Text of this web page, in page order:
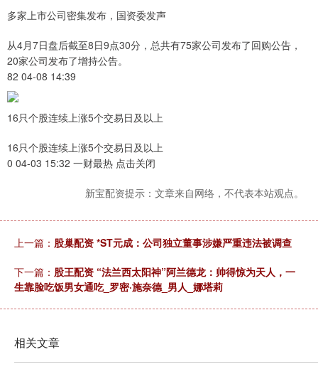
多家上市公司密集发布，国资委发声
从4月7日盘后截至8日9点30分，总共有75家公司发布了回购公告，
20家公司发布了增持公告。
82 04-08 14:39
16只个股连续上涨5个交易日及以上
16只个股连续上涨5个交易日及以上
0 04-03 15:32 一财最热 点击关闭
新宝配资提示：文章来自网络，不代表本站观点。
上一篇： 股巢配资 *ST元成：公司独立董事涉嫌严重违法被调查
下一篇： 股王配资 “法兰西太阳神”阿兰德龙：帅得惊为天人，一
生靠脸吃饭男女通吃_罗密·施奈德_男人_娜塔莉
相关文章